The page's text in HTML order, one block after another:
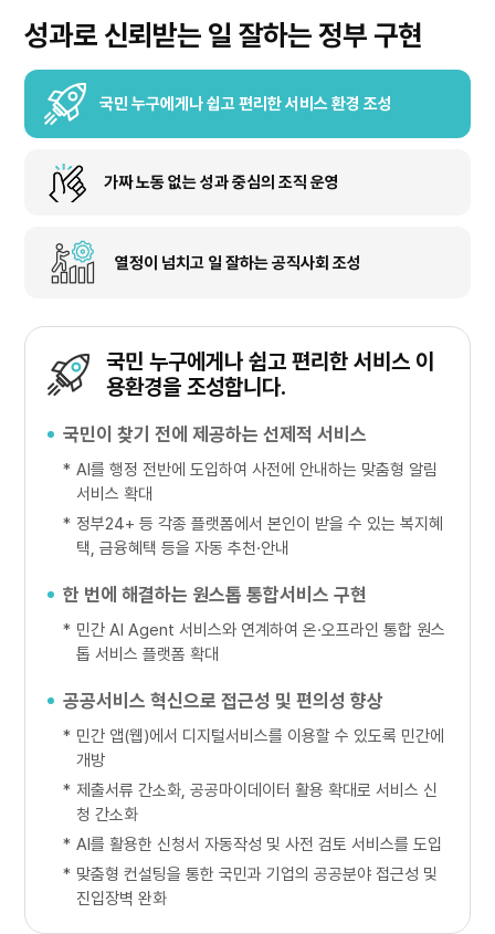
성과로 신뢰받는 일 잘하는 정부 구현
국민 누구에게나 쉽고 편리한 서비스 환경 조성
가짜 노동 없는 성과 중심의 조직 운영
열정이 넘치고 일 잘하는 공직사회 조성
국민 누구에게나 쉽고 편리한 서비스 이
용환경을 조성합니다.
국민이 찾기 전에 제공하는 선제적 서비스
* AI를 행정 전반에 도입하여 사전에 안내하는 맞춤형 알림
서비스 확대
* 정부24+ 등 각종 플랫폼에서 본인이 받을 수 있는 복지혜
택, 금융혜택 등을 자동 추천·안내
한 번에 해결하는 원스톱 통합서비스 구현
* 민간 AI Agent 서비스와 연계하여 온·오프라인 통합 원스
톱 서비스 플랫폼 확대
공공서비스 혁신으로 접근성 및 편의성 향상
* 민간 앱(웹)에서 디지털서비스를 이용할 수 있도록 민간에
개방
* 제출서류 간소화, 공공마이데이터 활용 확대로 서비스 신
청 간소화
* AI를 활용한 신청서 자동작성 및 사전 검토 서비스를 도입
* 맞춤형 컨설팅을 통한 국민과 기업의 공공분야 접근성 및
진입장벽 완화